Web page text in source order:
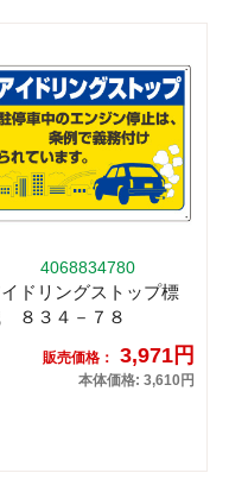
4068834780
ドリングストップ標
８３４－７８
販売価格： 3,971円
本体価格: 3,610円